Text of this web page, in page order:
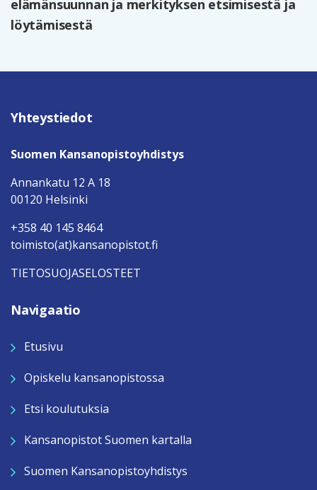
elämänsuunnan ja merkityksen etsimisestä ja
löytämisestä
Yhteystiedot
Suomen Kansanopistoyhdistys
Annankatu 12 A 18
00120 Helsinki
+358 40 145 8464
toimisto(at)kansanopistot.fi
TIETOSUOJASELOSTEET
Navigaatio
Etusivu
Opiskelu kansanopistossa
Etsi koulutuksia
Kansanopistot Suomen kartalla
Suomen Kansanopistoyhdistys